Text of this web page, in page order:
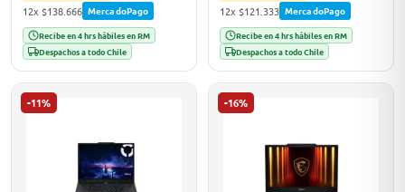
12x $138.666 MercadoPago
Recibe en 4 hrs hábiles en RM
Despachos a todo Chile
12x $121.333 MercadoPago
Recibe en 4 hrs hábiles en RM
Despachos a todo Chile
-11% -16%